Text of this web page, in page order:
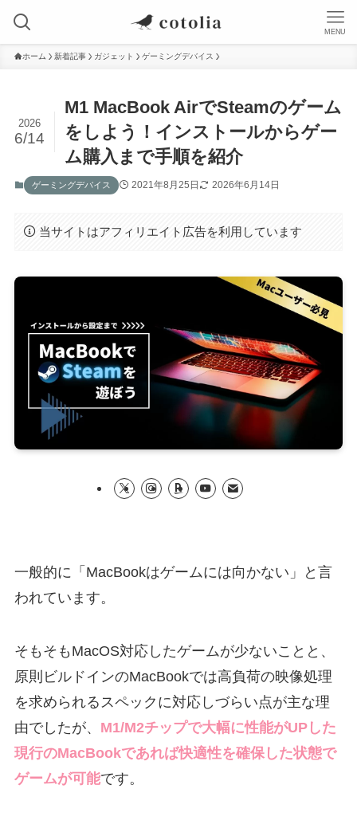
MENU
ホーム 新着記事 ガジェット ゲーミングデバイス
M1 MacBook AirでSteamのゲーム
をしよう！インストールからゲー
ム購入まで手順を紹介
2026
6/14
ゲーミングデバイス 2021年8月25日 2026年6月14日
当サイトはアフィリエイト広告を利用しています
一般的に「MacBookはゲームには向かない」と言
われています。
そもそもMacOS対応したゲームが少ないことと、
原則ビルドインのMacBookでは高負荷の映像処理
を求められるスペックに対応しづらい点が主な理
由でしたが、 M1/M2チップで大幅に性能がUPした
現行のMacBookであれば快適性を確保した状態で
ゲームが可能です。